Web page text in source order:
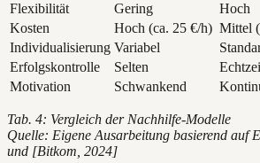
Flexibilität
Gering
Hoch
Kosten
Hoch (ca. 25 €/h) Mittel
Individualisierung Variabel
Erfolgskontrolle
Selten
Motivation
Schwankend
Tab. 4: Vergleich der Nachhilfe-Modelle
Quelle: Eigene Ausarbeitung basierend auf
und [Bitkom, 2024]